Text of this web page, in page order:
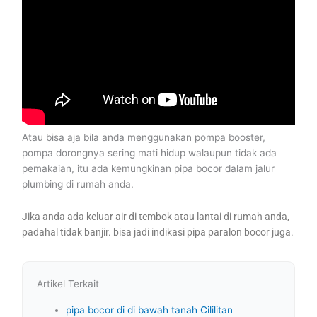
Atau bisa aja bila anda menggunakan pompa booster,
pompa dorongnya sering mati hidup walaupun tidak ada
pemakaian, itu ada kemungkinan pipa bocor dalam jalur
plumbing di rumah anda.
Jika anda ada keluar air di tembok atau lantai di rumah anda,
padahal tidak banjir. bisa jadi indikasi pipa paralon bocor juga.
Artikel Terkait
pipa bocor di di bawah tanah Cililitan